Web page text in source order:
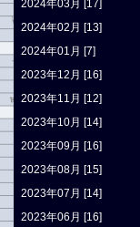
2024年03月 [17]
2024年02月 [13]
2024年01月 [7]
2023年12月 [16]
2023年11月 [12]
2023年10月 [14]
2023年09月 [16]
2023年08月 [15]
2023年07月 [14]
2023年06月 [16]